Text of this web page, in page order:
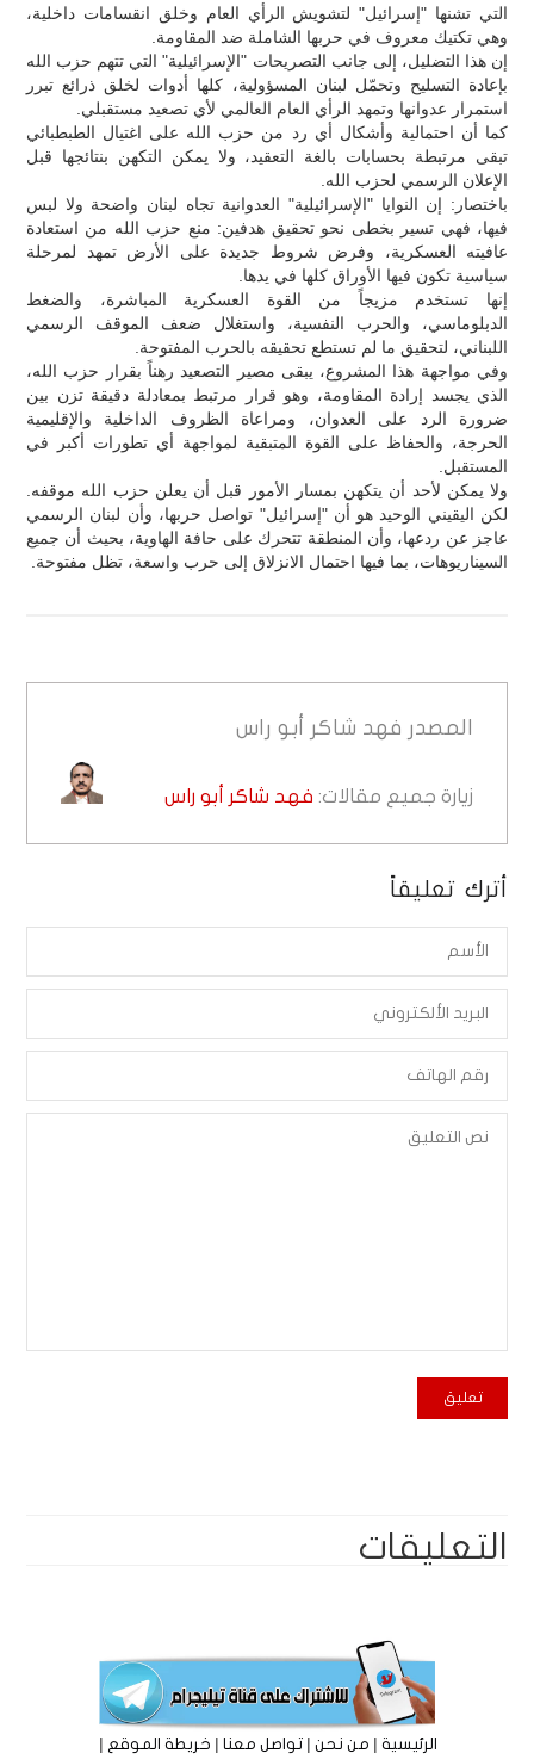
التي تشنها "إسرائيل" لتشويش الرأي العام وخلق انقسامات داخلية،
وهي تكتيك معروف في حربها الشاملة ضد المقاومة.
إن هذا التضليل، إلى جانب التصريحات "الإسرائيلية" التي تتهم حزب الله
بإعادة التسليح وتحمّل لبنان المسؤولية، كلها أدوات لخلق ذرائع تبرر
استمرار عدوانها وتمهد الرأي العام العالمي لأي تصعيد مستقبلي.
كما أن احتمالية وأشكال أي رد من حزب الله على اغتيال الطبطبائي
تبقى مرتبطة بحسابات بالغة التعقيد، ولا يمكن التكهن بنتائجها قبل
الإعلان الرسمي لحزب الله.
باختصار: إن النوايا "الإسرائيلية" العدوانية تجاه لبنان واضحة ولا لبس
فيها، فهي تسير بخطى نحو تحقيق هدفين: منع حزب الله من استعادة
عافيته العسكرية، وفرض شروط جديدة على الأرض تمهد لمرحلة
سياسية تكون فيها الأوراق كلها في يدها.
إنها تستخدم مزيجاً من القوة العسكرية المباشرة، والضغط
الدبلوماسي، والحرب النفسية، واستغلال ضعف الموقف الرسمي
اللبناني، لتحقيق ما لم تستطع تحقيقه بالحرب المفتوحة.
وفي مواجهة هذا المشروع، يبقى مصير التصعيد رهناً بقرار حزب الله،
الذي يجسد إرادة المقاومة، وهو قرار مرتبط بمعادلة دقيقة تزن بين
ضرورة الرد على العدوان، ومراعاة الظروف الداخلية والإقليمية
الحرجة، والحفاظ على القوة المتبقية لمواجهة أي تطورات أكبر في
المستقبل.
ولا يمكن لأحد أن يتكهن بمسار الأمور قبل أن يعلن حزب الله موقفه.
لكن اليقيني الوحيد هو أن "إسرائيل" تواصل حربها، وأن لبنان الرسمي
عاجز عن ردعها، وأن المنطقة تتحرك على حافة الهاوية، بحيث أن جميع
السيناريوهات، بما فيها احتمال الانزلاق إلى حرب واسعة، تظل مفتوحة.
المصدر فهد شاكر أبو راس
زيارة جميع مقالات: فهد شاكر أبو راس
أترك تعليقاً
التعليقات
الرئيسية|من نحن|تواصل معنا|خريطة الموقع |